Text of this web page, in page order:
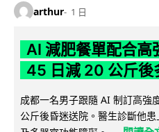
arthur 1 日
AI 減肥餐單配合
45 日減 20 公斤後
成都一名男子跟隨 AI 制訂高強
公斤後昏迷送院。醫生診斷他